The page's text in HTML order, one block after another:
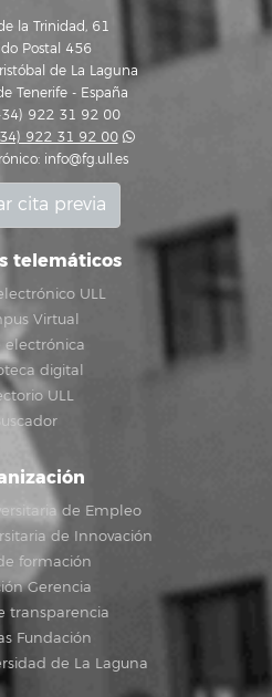
la Trinidad, 61
Postal 456
de La Laguna
Tenerife - España
922 31 92 00
922 31 92 00
info@fg.ull.es
cita previa
telemáticos
ULL
Virtual
electrónica
digital
ULL
de Empleo
de Innovación
formación
Gerencia
transparencia
Fundación
de La Laguna